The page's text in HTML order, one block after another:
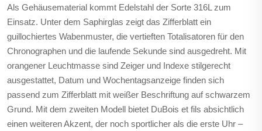
Als Gehäusematerial kommt Edelstahl der Sorte 316L zum
Einsatz. Unter dem Saphirglas zeigt das Zifferblatt ein
guillochiertes Wabenmuster, die vertieften Totalisatoren für den
Chronographen und die laufende Sekunde sind ausgedreht. Mit
orangener Leuchtmasse sind Zeiger und Indexe stilgerecht
ausgestattet, Datum und Wochentagsanzeige finden sich
passend zum Zifferblatt mit weißer Beschriftung auf schwarzem
Grund. Mit dem zweiten Modell bietet DuBois et fils absichtlich
einen weiteren Akzent, der noch sportlicher als die erste Uhr –